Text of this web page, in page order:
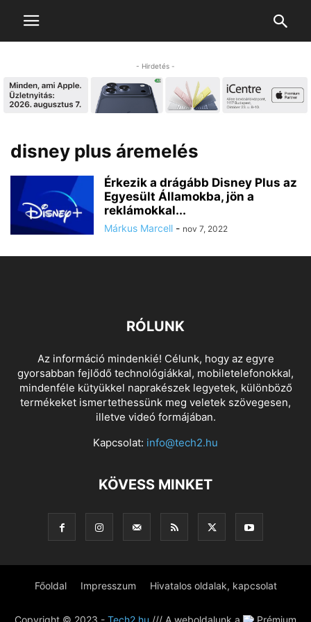
- Hirdetés -
disney plus áremelés
Érkezik a drágább Disney Plus az
Egyesült Államokba, jön a
reklámokkal...
Márkus Marcell - nov 7, 2022
RÓLUNK
Az információ mindenkié! Célunk, hogy az egyre
gyorsabban fejlődő technológiákkal, mobiletelefonokkal,
mindenféle kütyükkel naprakészek legyetek, különböző
termékeket ismertethessünk meg veletek szövegesen,
illetve videó formájában.
Kapcsolat: info@tech2.hu
KÖVESS MINKET
Főoldal Impresszum Hivatalos oldalak, kapcsolat